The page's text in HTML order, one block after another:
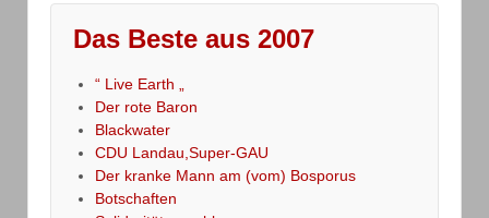
Das Beste aus 2007
“ Live Earth „
Der rote Baron
Blackwater
CDU Landau,Super-GAU
Der kranke Mann am (vom) Bosporus
Botschaften